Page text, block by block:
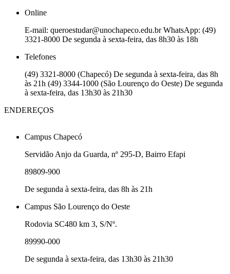
Online
E-mail: queroestudar@unochapeco.edu.br WhatsApp: (49)
3321-8000 De segunda à sexta-feira, das 8h30 às 18h
Telefones
(49) 3321-8000 (Chapecó) De segunda à sexta-feira, das 8h
às 21h (49) 3344-1000 (São Lourenço do Oeste) De segunda
à sexta-feira, das 13h30 às 21h30
ENDEREÇOS
Campus Chapecó
Servidão Anjo da Guarda, nº 295-D, Bairro Efapi
89809-900
De segunda à sexta-feira, das 8h às 21h
Campus São Lourenço do Oeste
Rodovia SC480 km 3, S/Nº.
89990-000
De segunda à sexta-feira, das 13h30 às 21h30